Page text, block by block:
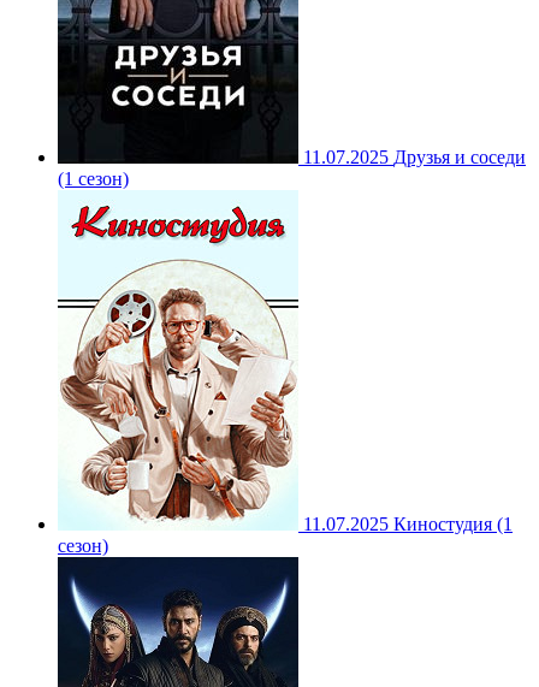
11.07.2025 Друзья и соседи
(1 сезон)
11.07.2025 Киностудия (1
сезон)